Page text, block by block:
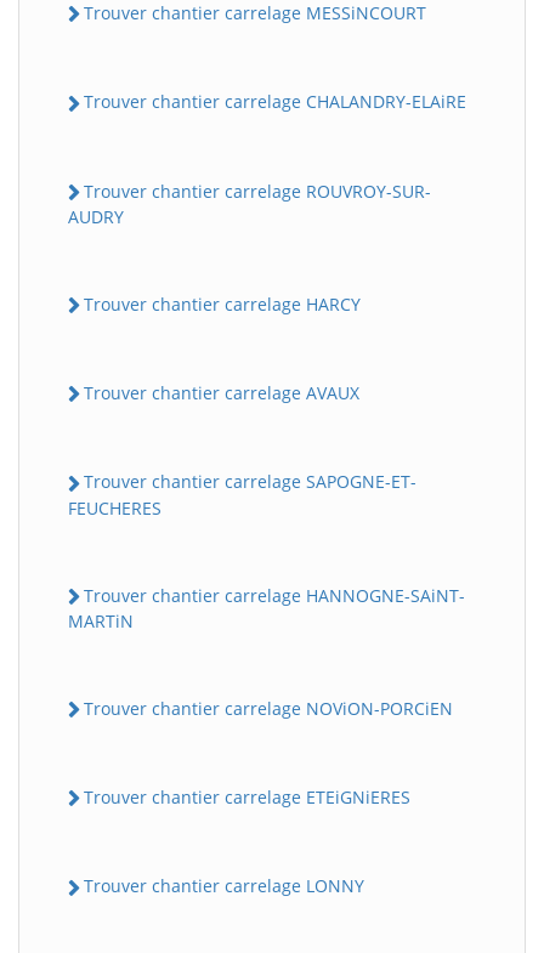
Trouver chantier carrelage MESSiNCOURT
Trouver chantier carrelage CHALANDRY-ELAiRE
Trouver chantier carrelage ROUVROY-SUR-
AUDRY
Trouver chantier carrelage HARCY
Trouver chantier carrelage AVAUX
Trouver chantier carrelage SAPOGNE-ET-
FEUCHERES
Trouver chantier carrelage HANNOGNE-SAiNT-
MARTiN
Trouver chantier carrelage NOViON-PORCiEN
Trouver chantier carrelage ETEiGNiERES
Trouver chantier carrelage LONNY